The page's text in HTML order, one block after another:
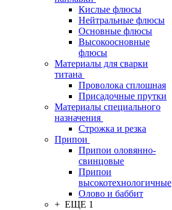
Кислые флюсы
Нейтральные флюсы
Основные флюсы
Высокоосновные
флюсы
Материалы для сварки
титана
Проволока сплошная
Присадочные прутки
Материалы специального
назначения
Строжка и резка
Припои
Припои оловянно-
свинцовые
Припои
высокотехнологичные
Олово и баббит
+ ЕЩЕ 1